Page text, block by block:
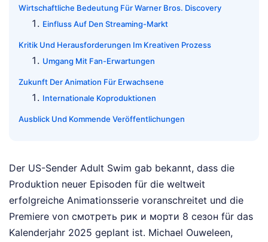
Wirtschaftliche Bedeutung Für Warner Bros. Discovery
Einfluss Auf Den Streaming-Markt
Kritik Und Herausforderungen Im Kreativen Prozess
Umgang Mit Fan-Erwartungen
Zukunft Der Animation Für Erwachsene
Internationale Koproduktionen
Ausblick Und Kommende Veröffentlichungen
Der US-Sender Adult Swim gab bekannt, dass die
Produktion neuer Episoden für die weltweit
erfolgreiche Animationsserie voranschreitet und die
Premiere von смотреть рик и морти 8 сезон für das
Kalenderjahr 2025 geplant ist. Michael Ouweleen,